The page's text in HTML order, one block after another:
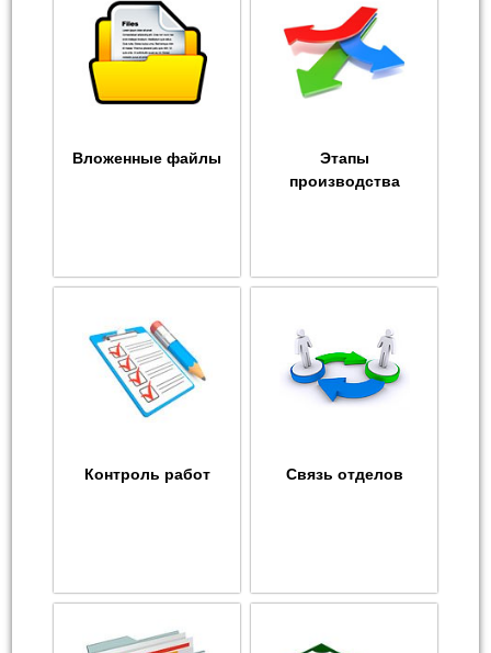
Вложенные файлы
Этапы
производства
Контроль работ Связь отделов